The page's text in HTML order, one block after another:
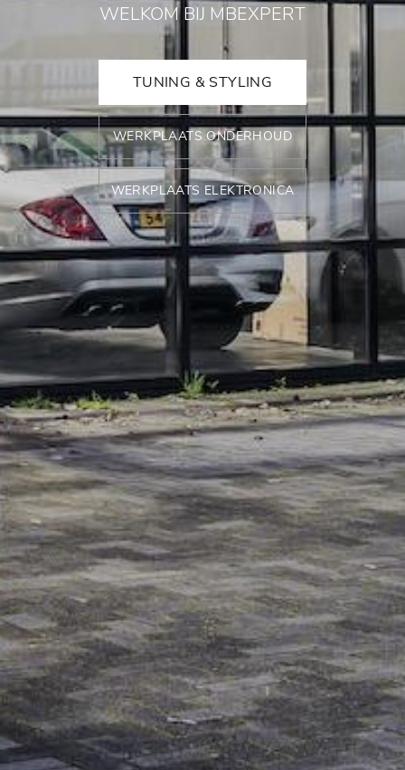
WELKOM BIJ MBEXPERT
TUNING & STYLING
WERKPLAATS ONDERHOUD
WERKPLAATS ELEKTRONICA